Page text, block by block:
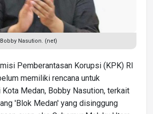
Nasution. (net)
Pemberantasan Korupsi (KPK) RI
memiliki rencana untuk
Medan, Bobby Nasution, terkait
'Blok Medan' yang disinggung